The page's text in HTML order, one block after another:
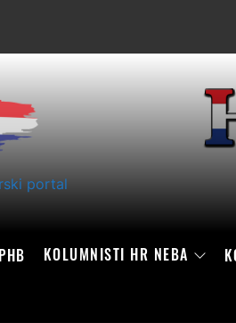
portal
PHB KOLUMNISTI HR NEBA